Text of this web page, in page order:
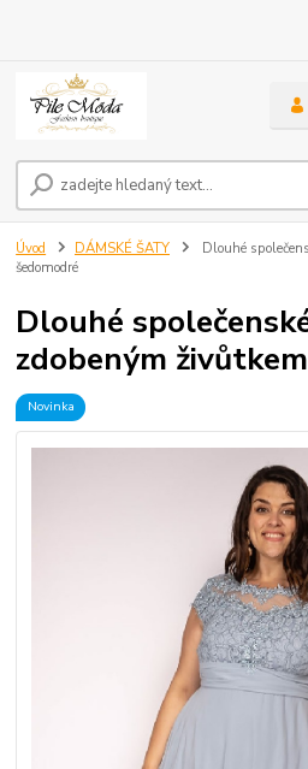
Úvod DÁMSKÉ ŠATY
Dlouhé
šedomodré
Dlouhé
zdobeným
Novinka